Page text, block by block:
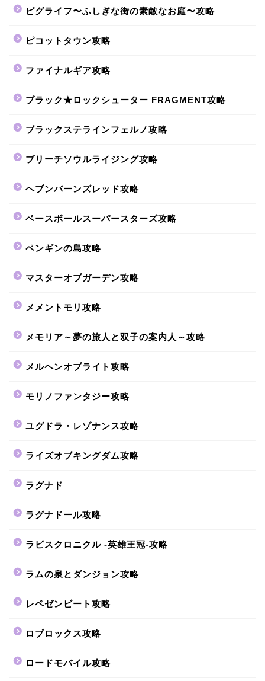
ピグライフ〜ふしぎな街の素敵なお庭〜攻略
ピコットタウン攻略
ファイナルギア攻略
ブラック★ロックシューター FRAGMENT攻略
ブラックステラインフェルノ攻略
ブリーチソウルライジング攻略
ヘブンバーンズレッド攻略
ベースボールスーパースターズ攻略
ペンギンの島攻略
マスターオブガーデン攻略
メメントモリ攻略
メモリア～夢の旅人と双子の案内人～攻略
メルヘンオブライト攻略
モリノファンタジー攻略
ユグドラ・レゾナンス攻略
ライズオブキングダム攻略
ラグナド
ラグナドール攻略
ラピスクロニクル -英雄王冠-攻略
ラムの泉とダンジョン攻略
レペゼンビート攻略
ロブロックス攻略
ロードモバイル攻略